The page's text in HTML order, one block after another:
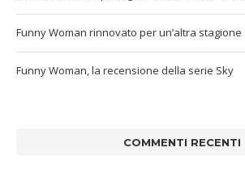
Funny Woman rinnovato per un’altra stagione
Funny Woman, la recensione della serie Sky
COMMENTI RECENTI